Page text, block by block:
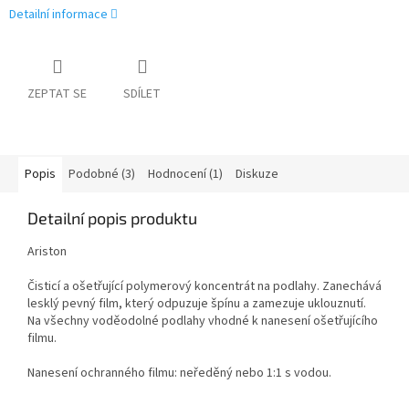
Detailní informace
ZEPTAT SE SDÍLET
Popis Podobné (3) Hodnocení (1) Diskuze
Detailní popis produktu
Ariston
Čisticí a ošetřující polymerový koncentrát na podlahy. Zanechává
lesklý pevný film, který odpuzuje špínu a zamezuje uklouznutí.
Na všechny voděodolné podlahy vhodné k nanesení ošetřujícího
filmu.
Nanesení ochranného filmu: neředěný nebo 1:1 s vodou.